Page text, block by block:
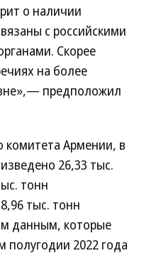
о наличии
с российскими
Скорее
на более
предположил
комитета Армении, в
26,33 тыс.
тонн
тыс. тонн
данным, которые
полугодии 2022 года